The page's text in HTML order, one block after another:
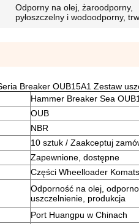
Odporny na olej, żaroodporny,
pyłoszczelny i wodoodporny,
Breaker OUB15A1 Zestaw
Hammer Breaker Sea
OUB
NBR
10 sztuk / Zaakceptuj
Zapewnione, dostępne
Części Wheelloader
Odporność na olej,
uszczelnienie, produkcja
Port Huangpu w Chinach